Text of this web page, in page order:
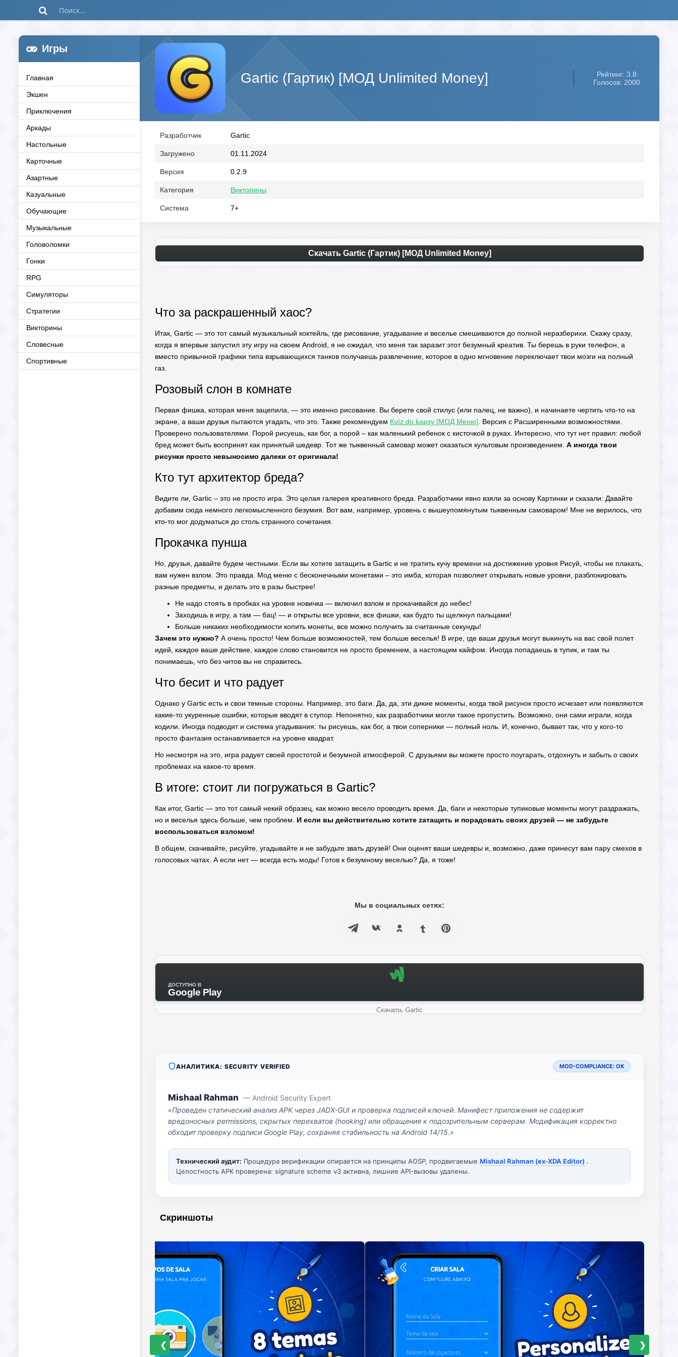
Игры
Главная
Экшен
Приключения
Аркады
Настольные
Карточные
Азартные
Казуальные
Обучающие
Музыкальные
Головоломки
Гонки
RPG
Симуляторы
Стратегии
Викторины
Словесные
Спортивные
Gartic (Гартик) [МОД Unlimited Money]
Рейтинг: 3.8
Голосов: 2000
Разработчик Gartic
Загружено 01.11.2024
Версия 0.2.9
Категория Викторины
Система 7+
Скачать Gartic (Гартик) [МОД Unlimited Money]
Что за раскрашенный хаос?
Итак, Gartic — это тот самый музыкальный коктейль, где рисование, угадывание и веселье смешиваются до полной неразберихи. Скажу сразу,
когда я впервые запустил эту игру на своем Android, я не ожидал, что меня так заразит этот безумный креатив. Ты берешь в руки телефон, а
вместо привычной графики типа взрывающихся танков получаешь развлечение, которое в одно мгновение переключает твои мозги на полный
газ.
Розовый слон в комнате
Первая фишка, которая меня зацепила, — это именно рисование. Вы берете свой стилус (или палец, не важно), и начинаете чертить что-то на
экране, а ваши друзья пытаются угадать, что это. Также рекомендуем Kvíz do kapsy [МОД Меню] . Версия с Расширенными возможностями.
Проверено пользователями. Порой рисуешь, как бог, а порой – как маленький ребенок с кисточкой в руках. Интересно, что тут нет правил: любой
бред может быть воспринят как принятый шедевр. Тот же тыквенный самовар может оказаться культовым произведением. А иногда твои
рисунки просто невыносимо далеки от оригинала!
Кто тут архитектор бреда?
Видите ли, Gartic – это не просто игра. Это целая галерея креативного бреда. Разработчики явно взяли за основу Картинки и сказали: Давайте
добавим сюда немного легкомысленного безумия. Вот вам, например, уровень с вышеупомянутым тыквенным самоваром! Мне не верилось, что
кто-то мог додуматься до столь странного сочетания.
Прокачка пунша
Но, друзья, давайте будем честными. Если вы хотите затащить в Gartic и не тратить кучу времени на достижение уровня Рисуй, чтобы не плакать,
вам нужен взлом. Это правда. Мод меню с бесконечными монетами – это имба, которая позволяет открывать новые уровни, разблокировать
разные предметы, и делать это в разы быстрее!
Не надо стоять в пробках на уровне новичка — включил взлом и прокачивайся до небес!
Заходишь в игру, а там — бац! — и открыты все уровни, все фишки, как будто ты щелкнул пальцами!
Больше никаких необходимости копить монеты, все можно получить за считанные секунды!
Зачем это нужно? А очень просто! Чем больше возможностей, тем больше веселья! В игре, где ваши друзья могут выкинуть на вас свой полет
идей, каждое ваше действие, каждое слово становится не просто бременем, а настоящим кайфом. Иногда попадаешь в тупик, и там ты
понимаешь, что без читов вы не справитесь.
Что бесит и что радует
Однако у Gartic есть и свои темные стороны. Например, это баги. Да, да, эти дикие моменты, когда твой рисунок просто исчезает или появляются
какие-то укуренные ошибки, которые вводят в ступор. Непонятно, как разработчики могли такое пропустить. Возможно, они сами играли, когда
кодили. Иногда подводит и система угадывания: ты рисуешь, как бог, а твои соперники — полный ноль. И, конечно, бывает так, что у кого-то
просто фантазия останавливается на уровне квадрат.
Но несмотря на это, игра радует своей простотой и безумной атмосферой. С друзьями вы можете просто поугарать, отдохнуть и забыть о своих
проблемах на какое-то время.
В итоге: стоит ли погружаться в Gartic?
Как итог, Gartic — это тот самый некий образец, как можно весело проводить время. Да, баги и некоторые тупиковые моменты могут раздражать,
но и веселья здесь больше, чем проблем. И если вы действительно хотите zатащить и порадовать своих друзей — не забудьте
воспользоваться взломом!
В общем, скачивайте, рисуйте, угадывайте и не забудьте звать друзей! Они оценят ваши шедевры и, возможно, даже принесут вам пару смехов в
голосовых чатах. А если нет — всегда есть моды! Готов к безумному веселью? Да, я тоже!
Мы в социальных сетях:
ДОСТУПНО В
Google Play
Скачать Gartic
АНАЛИТИКА: SECURITY VERIFIED MOD-COMPLIANCE: OK
Mishaal Rahman — Android Security Expert
«Проведен статический анализ APK через JADX-GUI и проверка подписей ключей. Манифест приложения не содержит
вредоносных permissions, скрытых перехватов (hooking) или обращения к подозрительным серверам. Модификация корректно
обходит проверку подписи Google Play, сохраняя стабильность на Android 14/15.»
Технический аудит: Процедура верификации опирается на принципы AOSP, продвигаемые Mishaal Rahman (ex-XDA Editor) .
Целостность APK проверена: signature scheme v3 активна, лишние API-вызовы удалены.
Скриншоты
❮ ❯